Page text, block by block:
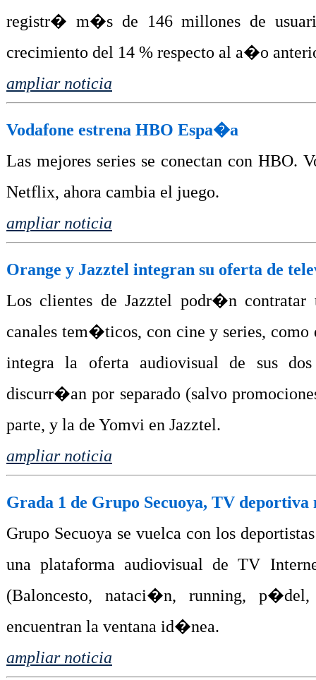
registr� m�s de 146 millones de
crecimiento del 14 % respecto al a�o
ampliar noticia
Vodafone estrena HBO Espa�a
Las mejores series se conectan con HBO.
Netflix, ahora cambia el juego.
ampliar noticia
Orange y Jazztel integran su oferta de
Los clientes de Jazztel podr�n
canales tem�ticos, con cine y series,
integra la oferta audiovisual de sus
discurr�an por separado (salvo
parte, y la de Yomvi en Jazztel.
ampliar noticia
Grada 1 de Grupo Secuoya, TV
Grupo Secuoya se vuelca con los
una plataforma audiovisual de TV
(Baloncesto, nataci�n, running,
encuentran la ventana id�nea.
ampliar noticia